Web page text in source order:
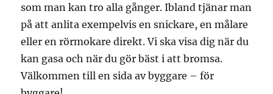
som man kan tro alla gånger. Ibland tjänar man
på att anlita exempelvis en snickare, en målare
eller en rörmokare direkt. Vi ska visa dig när du
kan gasa och när du gör bäst i att bromsa.
Välkommen till en sida av byggare – för